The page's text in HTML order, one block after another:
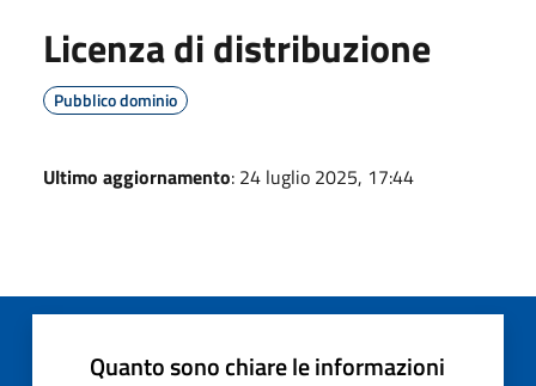
Licenza di distribuzione
Pubblico dominio
Ultimo aggiornamento: 24 luglio 2025, 17:44
Quanto sono chiare le informazioni